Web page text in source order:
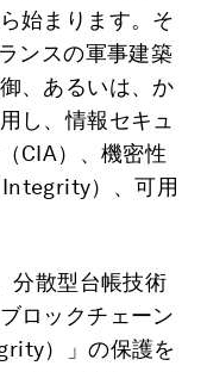
始まります。そ
ンスの軍事建築
、あるいは、か
し、情報セキュ
CIA）、機密性
）、可用
分散型台帳技術
ロックチェーン
）」の保護を